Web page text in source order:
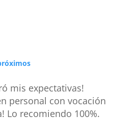
mis expectativas!
personal con vocación
Lo recomiendo 100%.